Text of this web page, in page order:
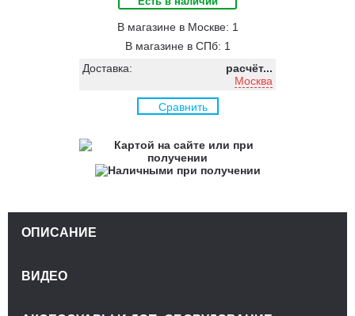
В магазине в Москве: 1
В магазине в СПб: 1
Доставка:
расчёт...
Москва
Сравнить
ОПИСАНИЕ
ВИДЕО